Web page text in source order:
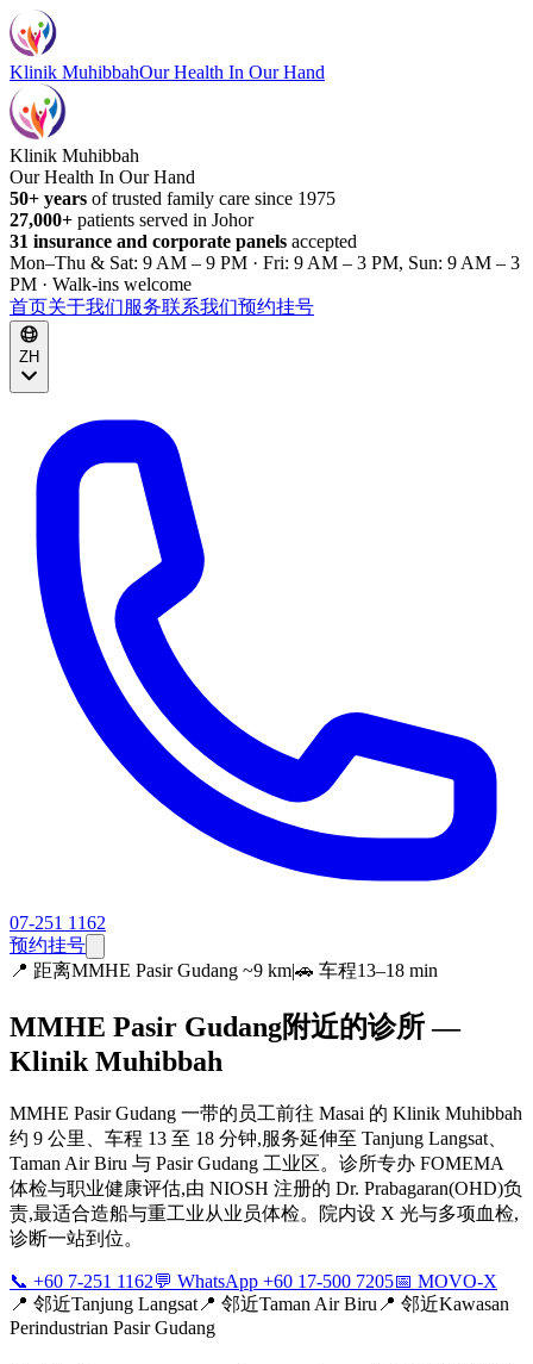
Klinik MuhibbahOur Health In Our Hand
Klinik Muhibbah
Our Health In Our Hand
50+ years of trusted family care since 1975
27,000+ patients served in Johor
31 insurance and corporate panels accepted
Mon–Thu & Sat: 9 AM – 9 PM · Fri: 9 AM – 3 PM, Sun: 9 AM – 3
PM · Walk-ins welcome
首页关于我们服务联系我们预约挂号
ZH
07-251 1162
预约挂号
📍 距离MMHE Pasir Gudang ~9 km|🚗 车程13–18 min
MMHE Pasir Gudang附近的诊所 —
Klinik Muhibbah
MMHE Pasir Gudang 一带的员工前往 Masai 的 Klinik Muhibbah
约 9 公里、车程 13 至 18 分钟,服务延伸至 Tanjung Langsat、
Taman Air Biru 与 Pasir Gudang 工业区。诊所专办 FOMEMA
体检与职业健康评估,由 NIOSH 注册的 Dr. Prabagaran(OHD)负
责,最适合造船与重工业从业员体检。院内设 X 光与多项血检,
诊断一站到位。
📞 +60 7-251 1162💬 WhatsApp +60 17-500 7205📅 MOVO-X
📍 邻近Tanjung Langsat 📍 邻近Taman Air Biru 📍 邻近Kawasan
Perindustrian Pasir Gudang